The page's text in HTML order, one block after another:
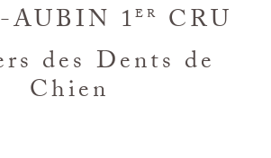
AUBIN 1ER
CRU
des Dents de
Chien